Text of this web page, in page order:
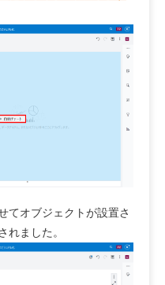
てオブジェクトが設置さ
れました。